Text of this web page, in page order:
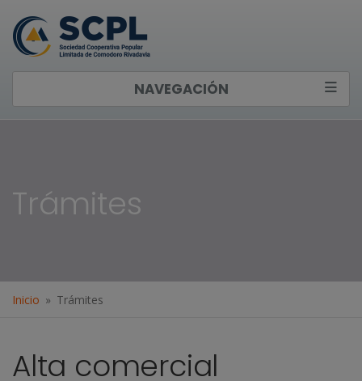
NAVEGACIÓN
Trámites
Inicio Trámites
Alta comercial